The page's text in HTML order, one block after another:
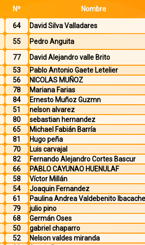
Nº Nombre
64 David Silva Valladares
55 Pedro Anguita
77
David Alejandro valle Brito
53
Pablo Antonio Gaete Letelier
56
NICOLAS MUÑOZ
78
Mariana Farias
84
Ernesto Muñoz Guzmn
51
nelson alvarez
80
sebastian hernandez
65
Michael Fabián Barría
81
Hugo peña
70
Luis carvajal
82
Fernando Alejandro Cortes Bascur
66
PABLO CAYUNAO HUENULAF
58
Víctor Millán
54
Joaquin Fernandez
61
Paulina Andrea Valdebenito Ibacache
79
julio pino
68
Germán Oses
50
gabriel chaparro
52
Nelson valdes miranda